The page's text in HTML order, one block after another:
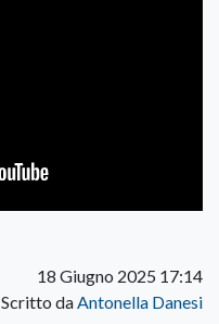
18 Giugno 2025 17:14
Scritto daAntonella Danesi